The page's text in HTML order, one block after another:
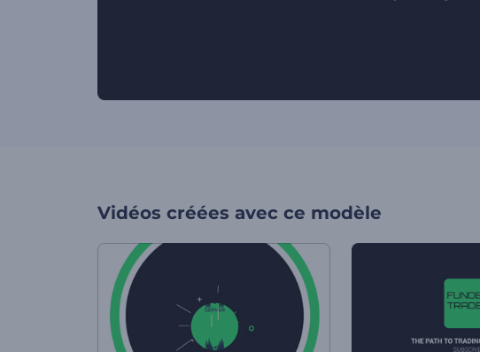
Vidéos créées avec ce modèle